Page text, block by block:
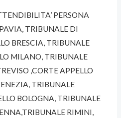
PERSONA
TRIBUNALE DI
BRESCIA, TRIBUNALE
MILANO, TRIBUNALE
,CORTE APPELLO
TRIBUNALE
BOLOGNA, TRIBUNALE
RIMINI,